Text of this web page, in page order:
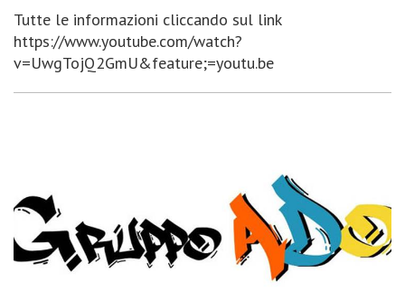
Tutte le informazioni cliccando sul link
https://www.youtube.com/watch?
v=UwgTojQ2GmU&feature;=youtu.be